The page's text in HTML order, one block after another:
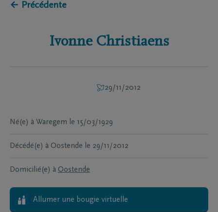
← Précédente
Ivonne Christiaens
29/11/2012
Né(e) à Waregem le 15/03/1929
Décédé(e) à Oostende le 29/11/2012
Domicilié(e) à Oostende
Allumer une bougie virtuelle